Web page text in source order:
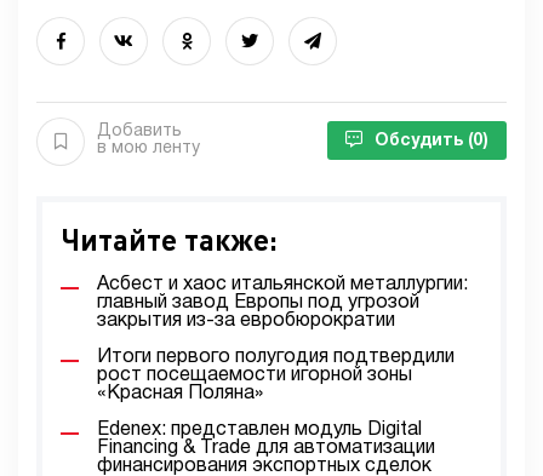
Добавить
в мою ленту
Обсудить (0)
Читайте также:
Асбест и хаос итальянской металлургии:
главный завод Европы под угрозой
закрытия из-за евробюрократии
Итоги первого полугодия подтвердили
рост посещаемости игорной зоны
«Красная Поляна»
Edenex: представлен модуль Digital
Financing & Trade для автоматизации
финансирования экспортных сделок